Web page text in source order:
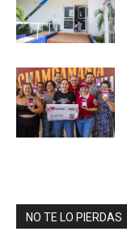
NO TE LO PIERDAS